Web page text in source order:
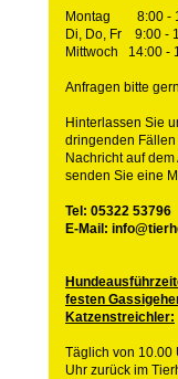
Montag 8:00 -
Di, Do, Fr 9:00 -
Mittwoch 14:00 -
Anfragen bitte
Hinterlassen Sie
dringenden
Nachricht auf dem
senden Sie eine
Tel: 05322 53796
E-Mail:
festen
Katzenstreichler:
Täglich von
Uhr zurück im